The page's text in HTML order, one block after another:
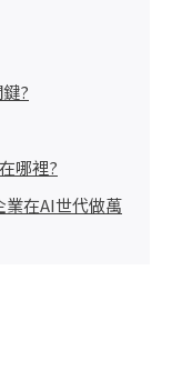
?
哪裡?
業在AI世代做萬